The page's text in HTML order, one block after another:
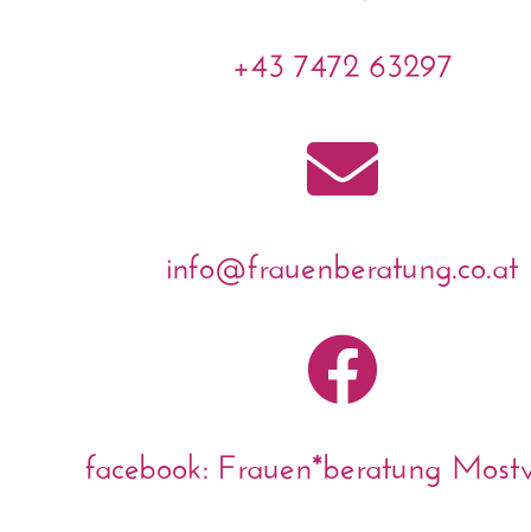
+43 7472 63297

info@frauenberatung.co.at

facebook: Frauen*beratung